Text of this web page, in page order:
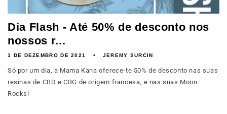
Dia Flash - Até 50% de desconto nos
nossos r...
1 DE DEZEMBRO DE 2021 JEREMY SURCIN
Só por um dia, a Mama Kana oferece-te 50% de desconto nas suas
resinas de CBD e CBG de origem francesa, e nas suas Moon
Rocks!